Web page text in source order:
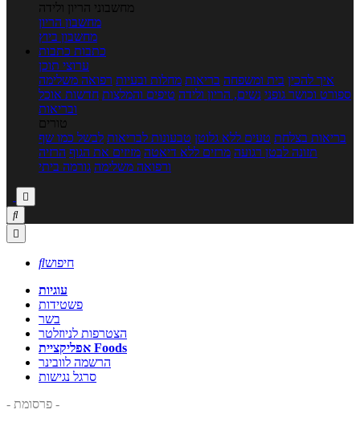
מחשבוני הריון ולידה
מחשבון הריון
מחשבון ביוץ
כתבות כתבות
ערוצי תוכן
איך להכין בית ומשפחה בריאות מחלות ובעיות רפואה משלימה
ספורט וכושר גופני נשים, הריון ולידה טיפים והמלצות חדשות אוכל
ובריאות
טורים
בריאות בצלחת טעים ללא גלוטן טבעונות לבריאות לבשל כמו שף
תזונה לבטן רגועה מרזים ללא דיאטה מזיזים את הגוף הרזיה
ורפואה משלימה גורמה ביתי



חיפוש
עוגיות
פשטידות
בשר
הצטרפות לניוזלטר
אפליקציית Foods
הרשמה לוובינר
סרגל נגישות
- פרסומת -